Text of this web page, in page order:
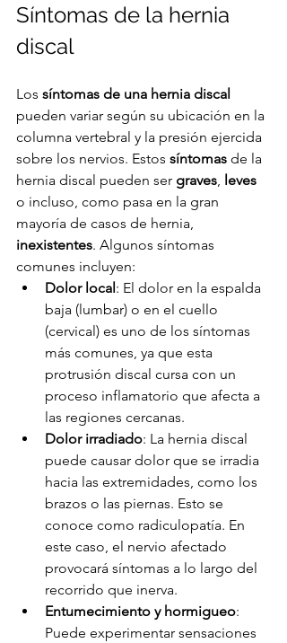
Síntomas de la hernia
discal
Los síntomas de una hernia discal
pueden variar según su ubicación en la
columna vertebral y la presión ejercida
sobre los nervios. Estos síntomas de la
hernia discal pueden ser graves, leves
o incluso, como pasa en la gran
mayoría de casos de hernia,
inexistentes. Algunos síntomas
comunes incluyen:
Dolor local : El dolor en la espalda
baja (lumbar) o en el cuello
(cervical) es uno de los síntomas
más comunes, ya que esta
protrusión discal cursa con un
proceso inflamatorio que afecta a
las regiones cercanas.
Dolor irradiado: La hernia discal
puede causar dolor que se irradia
hacia las extremidades, como los
brazos o las piernas. Esto se
conoce como radiculopatía. En
este caso, el nervio afectado
provocará síntomas a lo largo del
recorrido que inerva.
Entumecimiento y hormigueo:
Puede experimentar sensaciones